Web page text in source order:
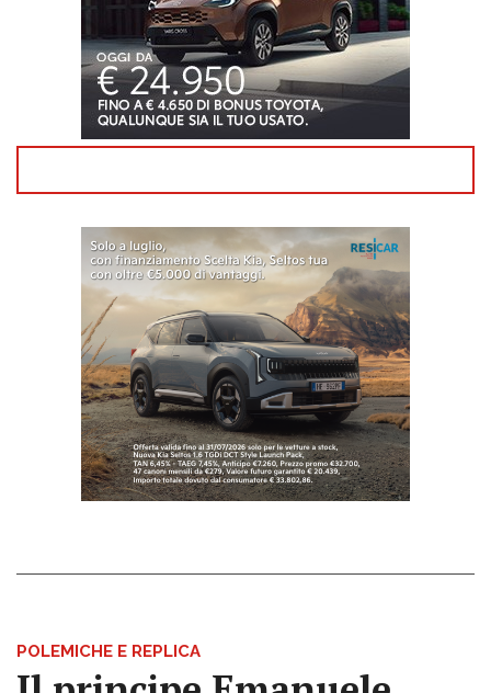
POLEMICHE E REPLICA